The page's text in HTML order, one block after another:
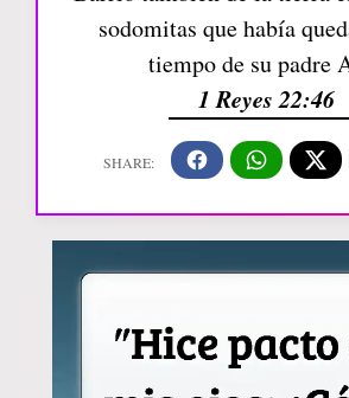
sodomitas que había
tiempo de su padre
1 Reyes 22:46